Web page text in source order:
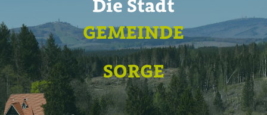
Die Stadt
GEMEINDE
SORGE